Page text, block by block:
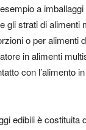
a
gli strati di alimenti
o per alimenti
in alimenti
con l’alimento
edibili è costituita